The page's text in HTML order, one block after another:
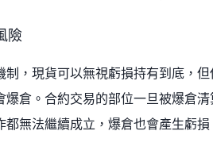
險
制，現貨可以無視虧損持有到底，但
爆倉。合約交易的部位一旦被爆倉清
都無法繼續成立，爆倉也會產生虧損